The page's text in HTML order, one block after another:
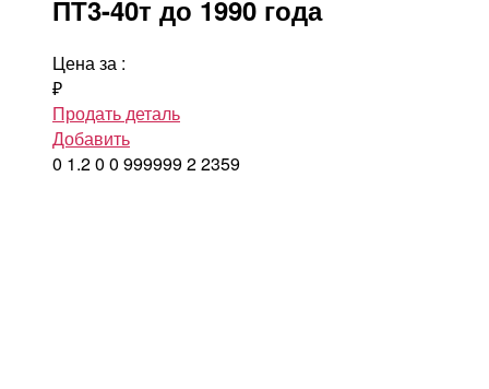
ПТ3-40т до 1990 года
Цена за :
₽
Продать деталь
Добавить
0 1.20 0 99999922359